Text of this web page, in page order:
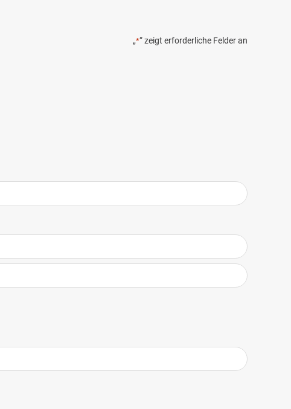
„*“ zeigt erforderliche Felder an